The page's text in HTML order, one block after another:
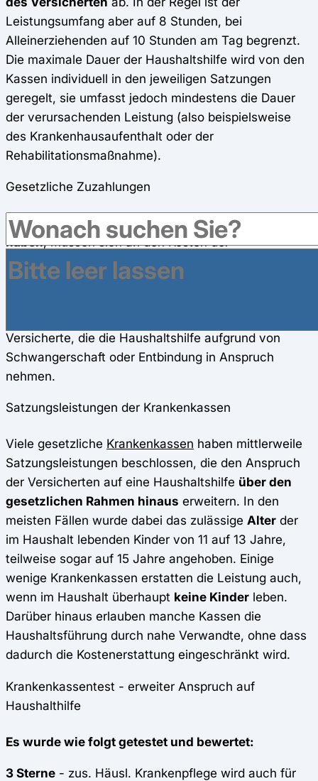
Leistungsumfang aber auf 8 Stunden, bei
Alleinerziehenden auf 10 Stunden am Tag begrenzt.
Die maximale Dauer der Haushaltshilfe wird von den
Kassen individuell in den jeweiligen Satzungen
geregelt, sie umfasst jedoch mindestens die Dauer
der verursachenden Leistung (also beispielsweise
des Krankenhausaufenthalt oder der
Rehabilitationsmaßnahme).
Gesetzliche Zuzahlungen
Versicherte, die das 18. Lebensjahr vollendet
haben, müssen sich an den Kosten der
Haushaltshilfe mit einer
entspricht 10 Prozent des anfallenden Betrages
Versicherte, die die Haushaltshilfe aufgrund von
Schwangerschaft oder Entbindung in Anspruch
nehmen.
Satzungsleistungen der Krankenkassen
Viele gesetzliche Krankenkassen haben mittlerweile
Satzungsleistungen beschlossen, die den Anspruch
der Versicherten auf eine Haushaltshilfe über den
gesetzlichen Rahmen hinaus erweitern. In den
meisten Fällen wurde dabei das zulässige Alter der
im Haushalt lebenden Kinder von 11 auf 13 Jahre,
teilweise sogar auf 15 Jahre angehoben. Einige
wenige Krankenkassen erstatten die Leistung auch,
wenn im Haushalt überhaupt keine Kinder leben.
Darüber hinaus erlauben manche Kassen die
Haushaltsführung durch nahe Verwandte, ohne dass
dadurch die Kostenerstattung eingeschränkt wird.
Krankenkassentest - erweiter Anspruch auf
Haushalthilfe
Es wurde wie folgt getestet und bewertet:
3 Sterne - zus. Häusl. Krankenpflege wird auch für